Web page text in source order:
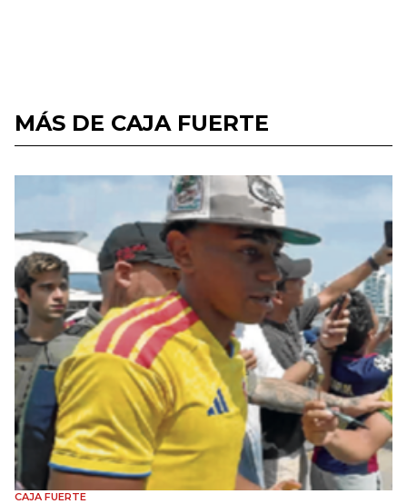
MÁS DE CAJA FUERTE
CAJA FUERTE